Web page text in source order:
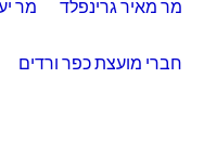
מר מאיר גרינפלד מר
חברי מועצת כפר ורדים